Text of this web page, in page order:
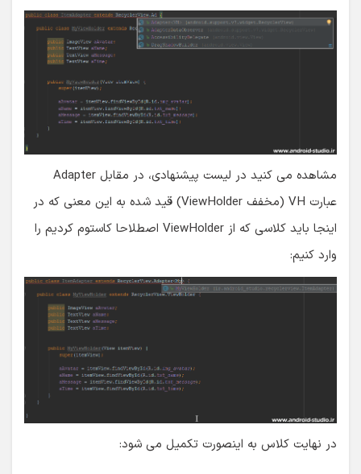
مشاهده می کنید در لیست پیشنهادی، در مقابل Adapter
عبارت VH (مخفف ViewHolder) قید شده به این معنی که در
اینجا باید کلاسی که از ViewHolder اصطلاحا کاستوم کردیم را
وارد کنیم:
در نهایت کلاس به اینصورت تکمیل می شود: